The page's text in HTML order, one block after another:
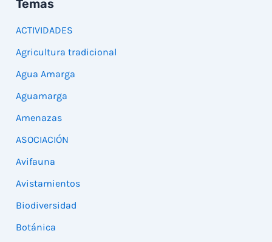
Temas
ACTIVIDADES
Agricultura tradicional
Agua Amarga
Aguamarga
Amenazas
ASOCIACIÓN
Avifauna
Avistamientos
Biodiversidad
Botánica